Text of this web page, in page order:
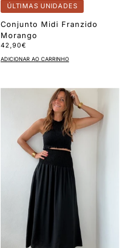
ÚLTIMAS UNIDADES
Conjunto Midi Franzido
Morango
42,90€
ADICIONAR AO CARRINHO